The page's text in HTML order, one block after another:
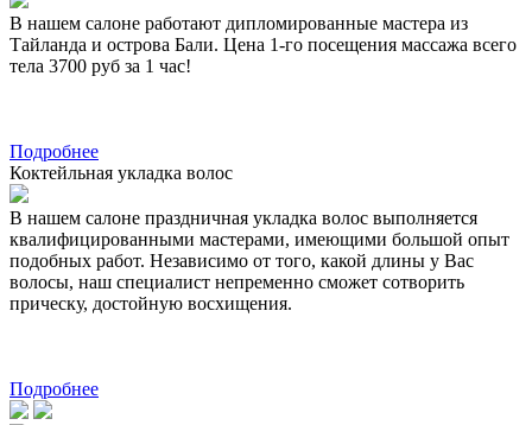
В нашем салоне работают дипломированные мастера из
Тайланда и острова Бали. Цена 1-го посещения массажа всего
тела 3700 руб за 1 час!
Подробнее
Коктейльная укладка волос
В нашем салоне праздничная укладка волос выполняется
квалифицированными мастерами, имеющими большой опыт
подобных работ. Независимо от того, какой длины у Вас
волосы, наш специалист непременно сможет сотворить
прическу, достойную восхищения.
Подробнее